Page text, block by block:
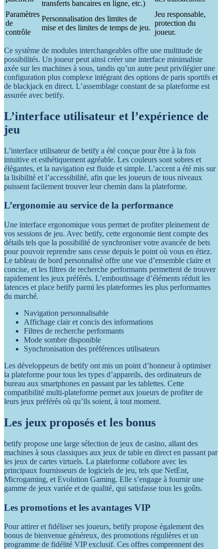
transferts bancaires en ligne, etc.)
Paramètres
de
contrôle
Personnalisation des limites de
mise et des limites de temps de jeu.
Jeu responsable,
protection du
joueur.
Ce système de modules interchangeables offre une multitude de
possibilités. Un joueur peut ainsi créer une interface minimaliste
axée sur les machines à sous, tandis qu’un autre peut privilégier une
configuration plus complexe intégrant des options de paris sportifs et
de blackjack en direct. L’assemblage constant de sa plateforme est
assurée avec betify.
L’interface utilisateur et l’expérience de
jeu
L’interface utilisateur de betify a été conçue pour être à la fois
intuitive et esthétiquement agréable. Les couleurs sont sobres et
élégantes, et la navigation est fluide et simple. L’accent a été mis sur
la lisibilité et l’accessibilité, afin que les joueurs de tous niveaux
puissent facilement trouver leur chemin dans la plateforme.
L’ergonomie au service de la performance
Une interface ergonomique vous permet de profiter pleinement de
vos sessions de jeu. Avec betify, cette ergonomie tient compte des
détails tels que la possibilité de synchroniser votre avancée de bets
pour pouvoir reprendre sans cesse depuis le point où vous en étiez.
Le tableau de bord personnalisé offre une vue d’ensemble claire et
concise, et les filtres de recherche performants permettent de trouver
rapidement les jeux préférés. L’emboutissage d’éléments réduit les
latences et place betify parmi les plateformes les plus performantes
du marché.
Navigation personnalisable
Affichage clair et concis des informations
Filtres de recherche performants
Mode sombre disponible
Synchronisation des préférences utilisateurs
Les développeurs de betify ont mis un point d’honneur à optimiser
la plateforme pour tous les types d’appareils, des ordinateurs de
bureau aux smartphones en passant par les tablettes. Cette
compatibilité multi-plateforme permet aux joueurs de profiter de
leurs jeux préférés où qu’ils soient, à tout moment.
Les jeux proposés et les bonus
betify propose une large sélection de jeux de casino, allant des
machines à sous classiques aux jeux de table en direct en passant par
les jeux de cartes virtuels. La plateforme collabore avec les
principaux fournisseurs de logiciels de jeu, tels que NetEnt,
Microgaming, et Evolution Gaming. Elle s’engage à fournir une
gamme de jeux variée et de qualité, qui satisfasse tous les goûts.
Les promotions et les avantages VIP
Pour attirer et fidéliser ses joueurs, betify propose également des
bonus de bienvenue généreux, des promotions régulières et un
programme de fidélité VIP exclusif. Ces offres comprennent des